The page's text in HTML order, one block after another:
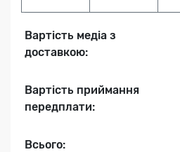
Вартість медіа з
доставкою:
Вартість приймання
передплати:
Всього: